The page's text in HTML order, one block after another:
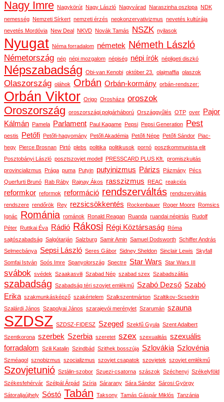
Nagy Imre Nagykörút Nagy László Nagyvárad Naraszinha oszlopa NDK
nemesség Nemzeti Sírkert nemzeti érzés neokonzervativizmus nevetés kultúrája
nevetés Mordóvia New Deal NKVD Novák Tamás NSZK nyilasok
Nyugat Néma forradalom németek Németh László
Németország nép népi mozgalom népiség népi írók népligeti diszkó
Népszabadság Obi-van Kenobi október 23. olajmaffia olaszok
Olaszország oláhok Orbán Orbán-kormány orbán-rendszer:
Orbán Viktor Origo Orosháza oroszok
Oroszország oroszországi polgárháború Országgyűlés OTP over
Pajor
Kálmán
Pamela Parlament Paul Kagame Pepsi Pepsi Generation Pest
pestis Petőfi Petőfi-hagyomány Petőfi Akadémia Petőfi Népe Petőfi Sándor
Piac-
hegy
Pierce Brosnan Pirtó plebs politika politikusok pornó posztkommunista elit
Posztobányi László posztszovjet modell PRESSCARD PLUS Kft. promiszkuitás
provincializmus
Prága puma Putyin putyinizmus Párizs Pázmány
Pécs
Querfurti Brunó
Rab Ráby Rajnay Ákos rasszizmus REAC reakciós
reformkor reformok reformáció rendszerváltás rendszerváltás
rendszere rendőrök Rey rezsicsökkentés Rockenbauer Roger Moore
Romsics
Ignác
Románia románok Ronald Reagan Ruanda ruandai népirtás
Rudolf
Péter
Ruttkai Éva Rádió Rákosi Régi Köztársaság
Róma
sajtószabadság Salgótarján Salzburg Samir Amin Samuel Dodsworth Schiffer András
Selmecbánya Sepsi László Seres Gábor Sidney Sheldon Sinclair Lewis Skyfall
Somfai István Soós Imre Spanyolország Spectre Star Wars Star Wars III
svábok svédek Szaakasvili Szabad Nép szabad szex Szabadszállás
szabadság Szabadság téri szovjet emlékmű Szabó Dezső Szabó
Erika szakmunkásképző szakértelem Szalkszentmárton Szaltikov-Scsedrin
Szalárdi János Szapolyai János szarajevói merénylet Szarumán szauna
SZDSZ SZDSZ-FIDESZ Szeged Szekfű Gyula Szent Adalbert
Szentkorona szerbek Szerbia szeretet szex szexualitás szexuális
forradalom Szili Katalin Szindbád Szithek bosszúja Szlovákia Szlovénia
Szméagol sznobizmus szocializmus szovjet csapatok szovjetek szovjet emlékmű
Szovjetunió Sztálin-szobor Szuezi-csatorna szászok Széchenyi Székelyföld
Székesfehérvár Szélpál Árpád Szíria Sárarany Sára Sándor Sárosi György
Sátoraljaújhely Sóstó Tabán Taksony Tamás Gáspár Miklós Tanzánia